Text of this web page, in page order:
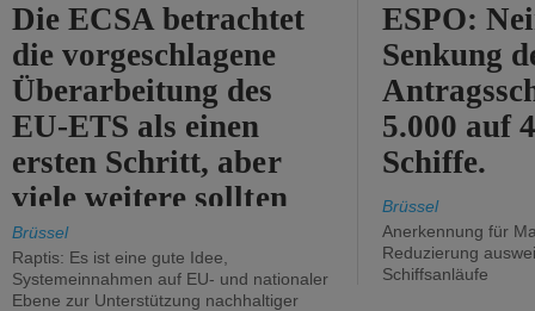
Die ECSA betrachtet
die vorgeschlagene
Überarbeitung des
EU-ETS als einen
ersten Schritt, aber
viele weitere sollten
folgen.
Brüssel
Raptis: Es ist eine gute Idee,
Systemeinnahmen auf EU- und nationaler
Ebene zur Unterstützung nachhaltiger
ESPO:
Senkung
5.000 auf
Schiffe.
Brüssel
Anerkennung für
Reduzierung
Schiffsanläufe